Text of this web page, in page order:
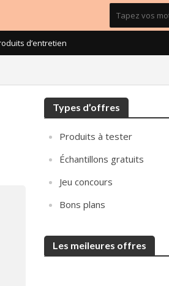
d’entretien
Types d’offres
Produits à tester
Échantillons gratuits
Jeu concours
Bons plans
Les meileures offres